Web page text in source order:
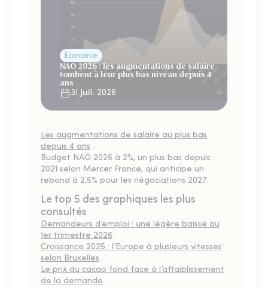
Économie
NAO 2026 : les augmentations de salaire
tombent à leur plus bas niveau depuis 4
ans
31 Juill. 2026
Les augmentations de salaire au plus bas
depuis 4 ans
Budget NAO 2026 à 2%, un plus bas depuis
2021 selon Mercer France, qui anticipe un
rebond à 2,5% pour les négociations 2027.
Le top 5 des graphiques les plus
consultés
Demandeurs d’emploi : une légère baisse au
1er trimestre 2026
Croissance 2025 : l’Europe à plusieurs vitesses
selon Bruxelles
Le prix du cacao fond face à l’affaiblissement
de la demande